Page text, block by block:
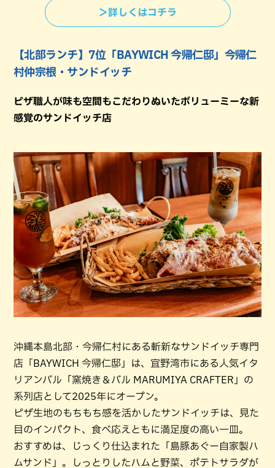
＞詳しくはコチラ
【北部ランチ】7位「BAYWICH 今帰仁邸」今帰仁
村仲宗根・サンドイッチ
ピザ職人が味も空間もこだわりぬいたボリューミーな新
感覚のサンドイッチ店
沖縄本島北部・今帰仁村にある斬新なサンドイッチ専門
店「BAYWICH 今帰仁邸」は、宜野湾市にある人気イタ
リアンバル「窯焼き＆バル MARUMIYA CRAFTER」の
系列店として2025年にオープン。
ピザ生地のもちもち感を活かしたサンドイッチは、見た
目のインパクト、食べ応えともに満足度の高い一皿。
おすすめは、じっくり仕込まれた「島豚あぐー自家製ハ
ムサンド」。しっとりしたハムと野菜、ポテトサラダが